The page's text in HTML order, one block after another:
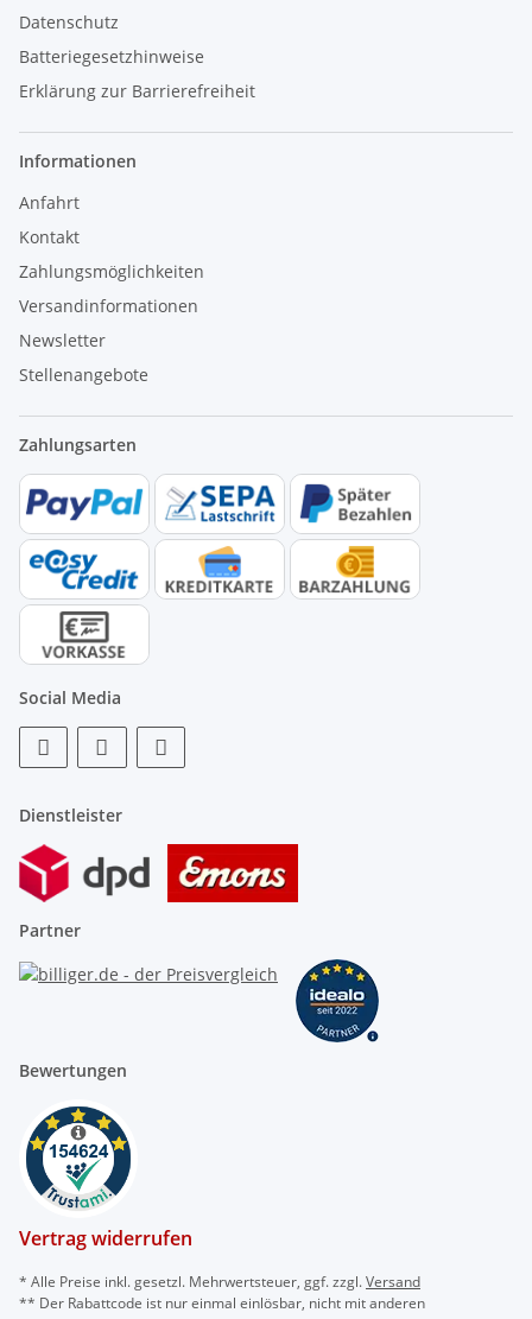
Datenschutz
Batteriegesetzhinweise
Erklärung zur Barrierefreiheit
Informationen
Anfahrt
Kontakt
Zahlungsmöglichkeiten
Versandinformationen
Newsletter
Stellenangebote
Zahlungsarten
Social Media
Dienstleister
Partner
Bewertungen
Vertrag widerrufen
* Alle Preise inkl. gesetzl. Mehrwertsteuer, ggf. zzgl.Versand
** Der Rabattcode ist nur einmal einlösbar, nicht mit anderen